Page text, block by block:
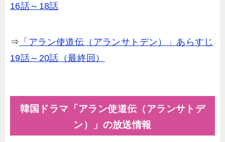
16話～18話
⇒ 「アラン使道伝（アランサトデン）」あらすじ
19話～20話（最終回）
韓国ドラマ「アラン使道伝（アランサトデ
ン）」の放送情報